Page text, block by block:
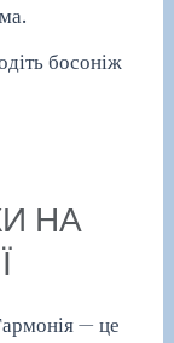
босоніж
НА
— це